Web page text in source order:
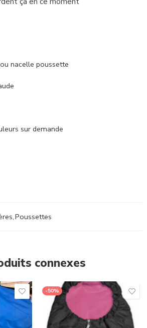
nacelle poussette
sur demande
,Poussettes
connexes
-50%